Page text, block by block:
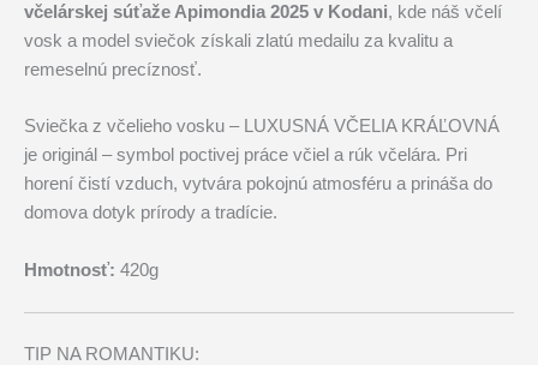
včelárskej súťaže Apimondia 2025 v Kodani, kde náš včelí
vosk a model sviečok získali zlatú medailu za kvalitu a
remeselnú precíznosť.
Sviečka z včelieho vosku – LUXUSNÁ VČELIA KRÁĽOVNÁ
je originál – symbol poctivej práce včiel a rúk včelára. Pri
horení čistí vzduch, vytvára pokojnú atmosféru a prináša do
domova dotyk prírody a tradície.
Hmotnosť: 420g
TIP NA ROMANTIKU: